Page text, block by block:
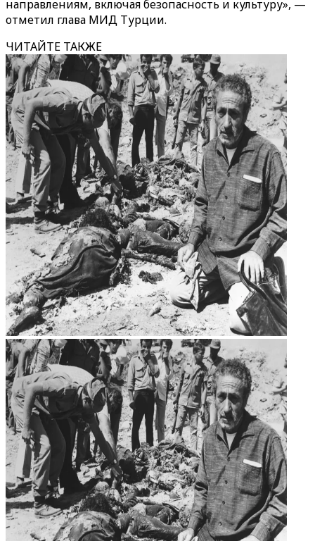
направлениям, включая безопасность и культуру», —
отметил глава МИД Турции.
ЧИТАЙТЕ ТАКЖЕ